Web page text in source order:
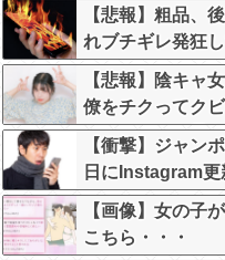
【悲報】粗品、
れブチギレ発狂
【悲報】陰キャ
僚をチクってク
これガチだと思
【衝撃】ジャン
日にInstagram
う…
【画像】女の子
こちら・・・